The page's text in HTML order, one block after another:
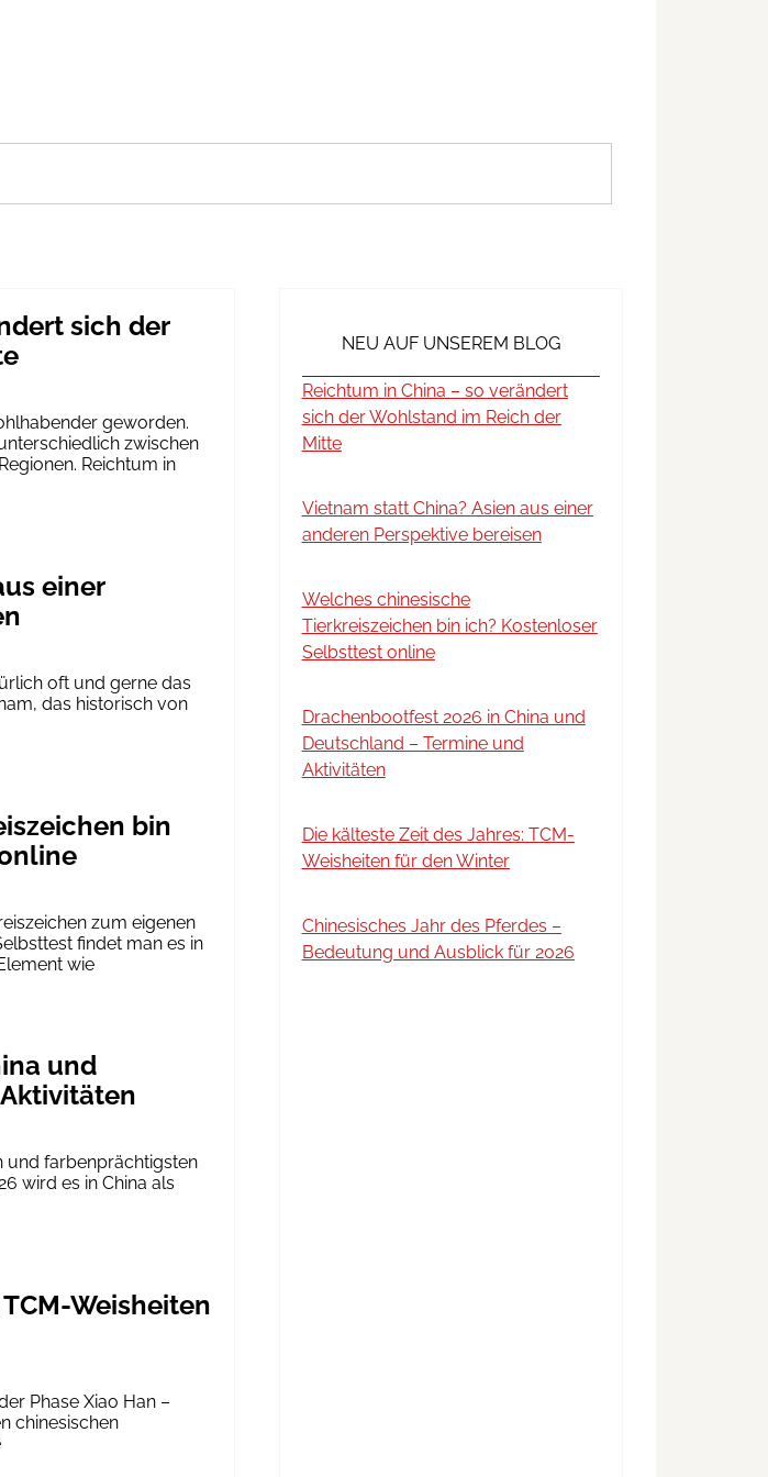
sich der
geworden.
zwischen
Reichtum in
einer
oft und gerne das
das historisch von
bin
zum eigenen
findet man es in
wie
und
und farbenprächtigsten
wird es in China als
Weisheiten
Phase Xiao Han –
chinesischen
NEU AUF UNSEREM BLOG
Reichtum in China – so verändert
sich der Wohlstand im Reich der
Mitte
Vietnam statt China? Asien aus einer
anderen Perspektive bereisen
Welches chinesische
Tierkreiszeichen bin ich? Kostenloser
Selbsttest online
Drachenbootfest 2026 in China und
Deutschland – Termine und
Aktivitäten
Die kälteste Zeit des Jahres: TCM-
Weisheiten für den Winter
Chinesisches Jahr des Pferdes –
Bedeutung und Ausblick für 2026